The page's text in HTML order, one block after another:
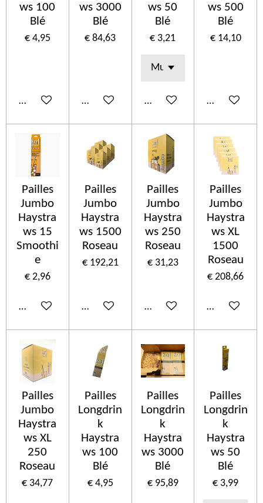
ws 100
Blé
€ 4,95
In winkelwagen
ws 3000
Blé
€ 84,63
In winkelwagen
ws 50
Blé
€ 3,21
In winkelwagen
ws 500
Blé
€ 14,10
In
Pailles
Jumbo
Haystra
ws 15
Smoothi
e
€ 2,96
In winkelwagen
Pailles
Jumbo
Haystra
ws 1500
Roseau
€ 192,21
In winkelwagen
Pailles
Jumbo
Haystra
ws 250
Roseau
€ 31,23
In winkelwagen
Pailles
Jumbo
Haystra
ws XL
1500
Roseau
€ 208,66
In
Pailles
Jumbo
Haystra
ws XL
250
Roseau
€ 34,77
Pailles
Longdrin
k
Haystra
ws 100
Blé
€ 4,95
Pailles
Longdrin
k
Haystra
ws 3000
Blé
€ 95,89
Pailles
Longdrin
k
Haystra
ws 50
Blé
€ 3,99